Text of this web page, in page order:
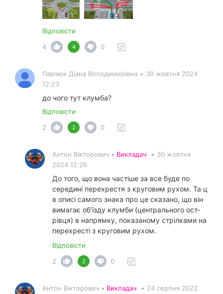
Відповісти
4
4 0
Павлюк Діана Володимирівна • 30 жовтня 2024
12:23
до чого тут клумба?
Відповісти
2
2 0
Антон Вікторович • Викладач • 30 жовтня
2024 12:26
До того, що вона частіше за все буде по
середині перехрестя з круговим рухом. Та ц
в описі самого знака про це сказано, що він
вимагає об’їзду клумби (центрального ост­
рівця) в напрямку, показаному стрілками на
перехресті з круговим рухом.
Відповісти
2
2 0
Антон Вікторович • Викладач • 24 серпня 2022